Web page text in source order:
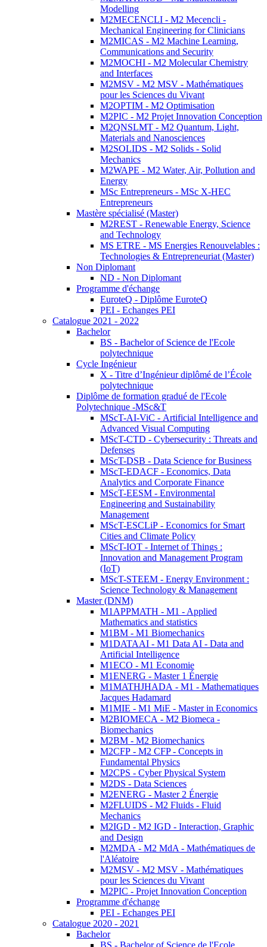
Modelling
M2MECENCLI - M2 Mecencli -
Mechanical Engineering for Clinicians
M2MICAS - M2 Machine Learning,
Communications and Security
M2MOCHI - M2 Molecular Chemistry
and Interfaces
M2MSV - M2 MSV - Mathématiques
pour les Sciences du Vivant
M2OPTIM - M2 Optimisation
M2PIC - M2 Projet Innovation Conception
M2QNSLMT - M2 Quantum, Light,
Materials and Nanosciences
M2SOLIDS - M2 Solids - Solid
Mechanics
M2WAPE - M2 Water, Air, Pollution and
Energy
MSc Entrepreneurs - MSc X-HEC
Entrepreneurs
Mastère spécialisé (Master)
M2REST - Renewable Energy, Science
and Technology
MS ETRE - MS Energies Renouvelables :
Technologies & Entrepreneuriat (Master)
Non Diplomant
ND - Non Diplomant
Programme d'échange
EuroteQ - Diplôme EuroteQ
PEI - Echanges PEI
Catalogue 2021 - 2022
Bachelor
BS - Bachelor of Science de l'Ecole
polytechnique
Cycle Ingénieur
X - Titre d’Ingénieur diplômé de l’École
polytechnique
Diplôme de formation gradué de l'Ecole
Polytechnique -MSc&T
MScT-AI-ViC - Artificial Intelligence and
Advanced Visual Computing
MScT-CTD - Cybersecurity : Threats and
Defenses
MScT-DSB - Data Science for Business
MScT-EDACF - Economics, Data
Analytics and Corporate Finance
MScT-EESM - Environmental
Engineering and Sustainability
Management
MScT-ESCLiP - Economics for Smart
Cities and Climate Policy
MScT-IOT - Internet of Things :
Innovation and Management Program
(IoT)
MScT-STEEM - Energy Environment :
Science Technology & Management
Master (DNM)
M1APPMATH - M1 - Applied
Mathematics and statistics
M1BM - M1 Biomechanics
M1DATAAI - M1 Data AI - Data and
Artificial Intelligence
M1ECO - M1 Economie
M1ENERG - Master 1 Énergie
M1MATHJHADA - M1 - Mathematiques
Jacques Hadamard
M1MIE - M1 MiE - Master in Economics
M2BIOMECA - M2 Biomeca -
Biomechanics
M2BM - M2 Biomechanics
M2CFP - M2 CFP - Concepts in
Fundamental Physics
M2CPS - Cyber Physical System
M2DS - Data Sciences
M2ENERG - Master 2 Énergie
M2FLUIDS - M2 Fluids - Fluid
Mechanics
M2IGD - M2 IGD - Interaction, Graphic
and Design
M2MDA - M2 MdA - Mathématiques de
l'Aléatoire
M2MSV - M2 MSV - Mathématiques
pour les Sciences du Vivant
M2PIC - Projet Innovation Conception
Programme d'échange
PEI - Echanges PEI
Catalogue 2020 - 2021
Bachelor
BS - Bachelor of Science de l'Ecole